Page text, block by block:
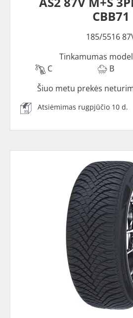
CBB71
185/5516
Tinkamumas
C
B
Šiuo metu prekės
Atsiėmimas rugpjūčio 10 d.